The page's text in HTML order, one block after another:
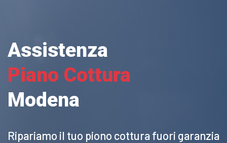
Assistenza
Piano Cottura
Modena
Ripariamo il tuo piono cotturafuori garanzia